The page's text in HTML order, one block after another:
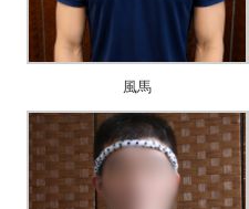
風馬